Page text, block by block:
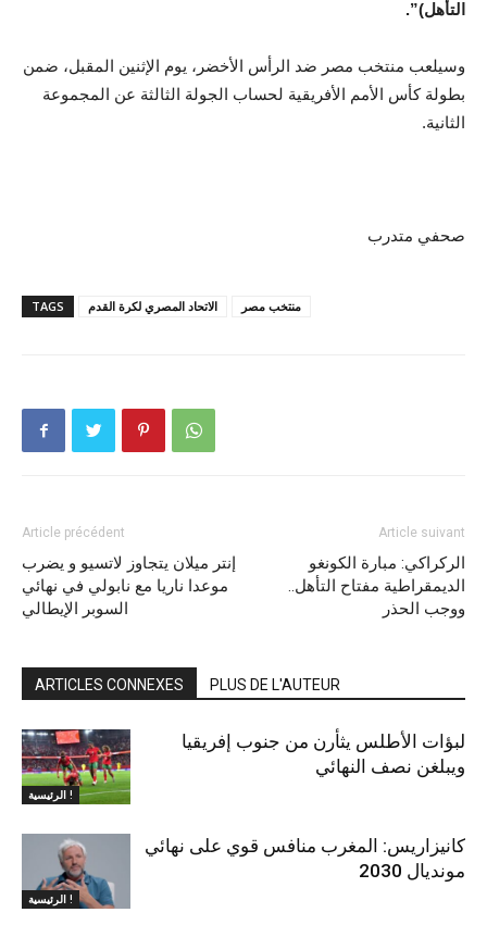
التأهل)”.
وسيلعب منتخب مصر ضد الرأس الأخضر، يوم الإثنين المقبل، ضمن
بطولة كأس الأمم الأفريقية لحساب الجولة الثالثة عن المجموعة
الثانية.
صحفي متدرب
TAGS الاتحاد المصري لكرة القدم منتخب مصر
Article précédent
إنتر ميلان يتجاوز لاتسيو و يضرب
موعدا ناريا مع نابولي في نهائي
السوبر الإيطالي
Article suivant
الركراكي: مبارة الكونغو
الديمقراطية مفتاح التأهل..
ووجب الحذر
ARTICLES CONNEXES PLUS DE L'AUTEUR
الرئيسية !
لبؤات الأطلس يثأرن من جنوب إفريقيا
ويبلغن نصف النهائي
الرئيسية !
كانيزاريس: المغرب منافس قوي على نهائي
مونديال 2030